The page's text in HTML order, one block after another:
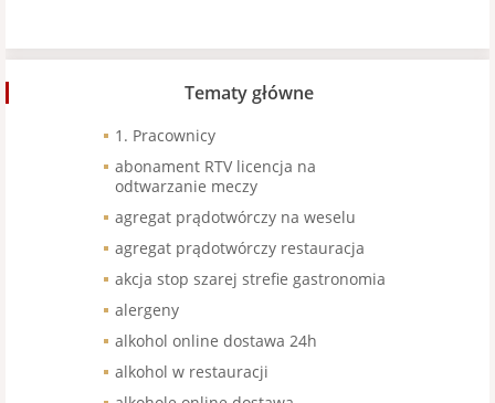
Tematy główne
1. Pracownicy
abonament RTV licencja na
odtwarzanie meczy
agregat prądotwórczy na weselu
agregat prądotwórczy restauracja
akcja stop szarej strefie gastronomia
alergeny
alkohol online dostawa 24h
alkohol w restauracji